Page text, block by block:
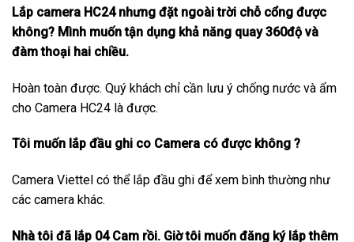
Lắp camera HC24 nhưng đặt ngoài trời chỗ cổng được
không? Mình muốn tận dụng khả năng quay 360độ và
đàm thoại hai chiều.
Hoàn toàn được. Quý khách chỉ cần lưu ý chống nước và ẩm
cho Camera HC24 là được.
Tôi muốn lắp đầu ghi co Camera có được không ?
Camera Viettel có thể lắp đầu ghi để xem bình thường như
các camera khác.
Nhà tôi đã lắp 04 Cam rồi. Giờ tôi muốn đăng ký lắp thêm